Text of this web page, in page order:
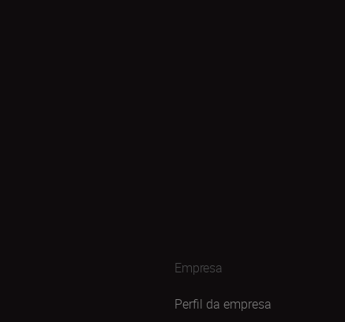
Empresa
Perfil da empresa